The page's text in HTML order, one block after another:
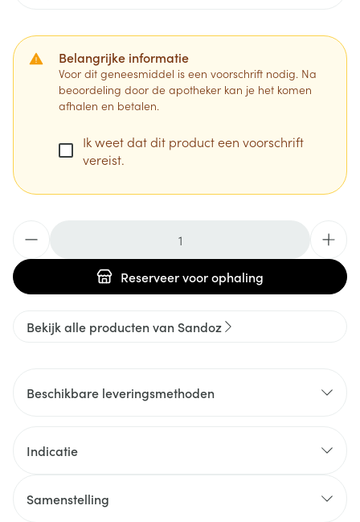
Belangrijke informatie
Voor dit geneesmiddel is een voorschrift nodig. Na
beoordeling door de apotheker kan je het komen
afhalen en betalen.
Ik weet dat dit product een voorschrift
vereist.
Reserveervoor ophaling
Bekijk alle producten van Sandoz
Beschikbare leveringsmethoden
Indicatie
Samenstelling